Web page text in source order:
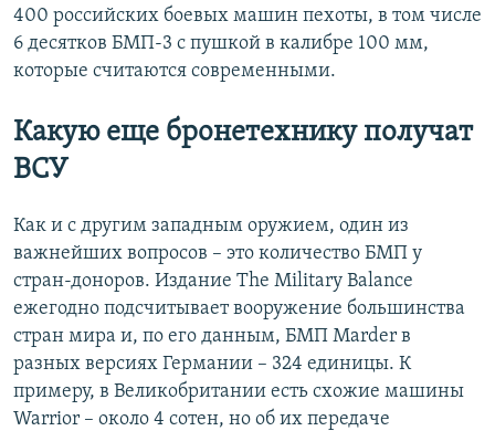
400 российских боевых машин пехоты, в том числе
6 десятков БМП-3 с пушкой в калибре 100 мм,
которые считаются современными.
Какую еще бронетехнику получат
ВСУ
Как и с другим западным оружием, один из
важнейших вопросов – это количество БМП у
стран-доноров. Издание The Military Balance
ежегодно подсчитывает вооружение большинства
стран мира и, по его данным, БМП Marder в
разных версиях Германии – 324 единицы. К
примеру, в Великобритании есть схожие машины
Warrior – около 4 сотен, но об их передаче